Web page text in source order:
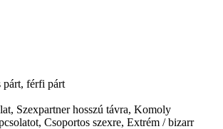
párt, férfi párt
Szexpartner hosszú távra, Komoly
Csoportos szexre, Extrém / bizarr